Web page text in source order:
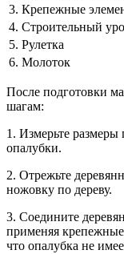
3. Крепежные
4. Строительный
5. Рулетка
6. Молоток
После подготовки
шагам:
1. Измерьте размеры
опалубки.
2. Отрежьте
ножовку по дереву.
3. Соедините
применяя
что опалубка не